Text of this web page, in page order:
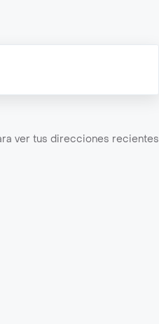
ver tus direcciones recientes